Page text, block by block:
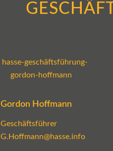
Gordon Hoffmann
Geschäftsführer
G.Hoffmann@hasse.info